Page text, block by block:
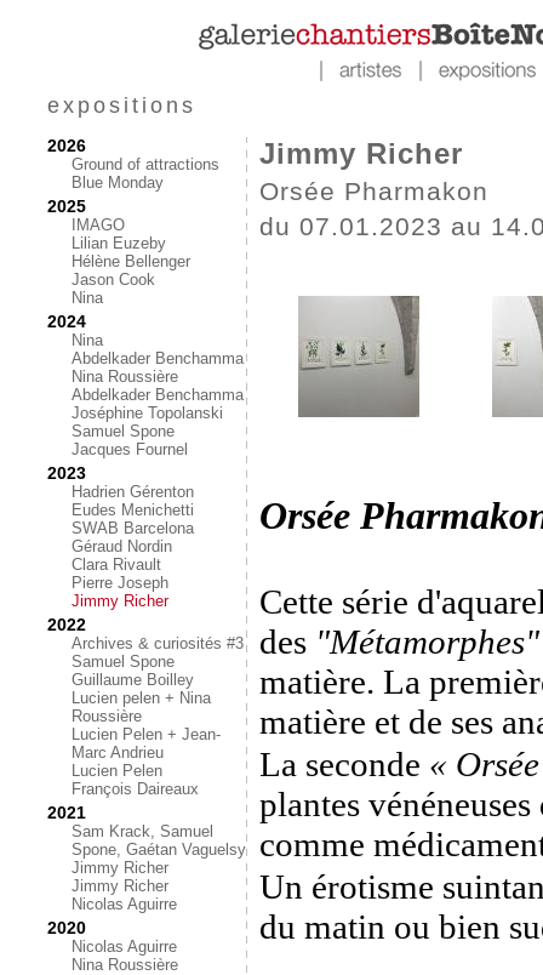
expositions
2026
Ground of attractions
Blue Monday
2025
IMAGO
Lilian Euzeby
Hélène Bellenger
Jason Cook
Nina
2024
Nina
Abdelkader Benchamma
Nina Roussière
Abdelkader Benchamma
Joséphine Topolanski
Samuel Spone
Jacques Fournel
2023
Hadrien Gérenton
Eudes Menichetti
SWAB Barcelona
Géraud Nordin
Clara Rivault
Pierre Joseph
Jimmy Richer
2022
Archives & curiosités #3
Samuel Spone
Guillaume Boilley
Lucien pelen + Nina
Roussière
Lucien Pelen + Jean-
Marc Andrieu
Lucien Pelen
François Daireaux
2021
Sam Krack, Samuel
Spone, Gaétan Vaguelsy
Jimmy Richer
Jimmy Richer
Nicolas Aguirre
2020
Nicolas Aguirre
Nina Roussière
Jimmy Richer
Orsée Pharmakon
du 07.01.2023 au
Orsée
Cette série
des "Métamorphes"
matière. La
matière et de ses
La seconde «
plantes
comme
Un érotisme
du matin ou bien